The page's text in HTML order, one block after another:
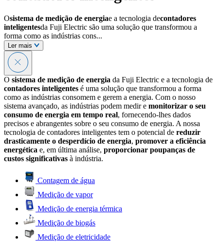
Osistema de medição de energiae a tecnologia decontadores
inteligentesda Fuji Electric são uma solução que transformou a
forma como as indústrias cons...
Ler mais
O sistema de medição de energia da Fuji Electric e a tecnologia de
contadores inteligentes é uma solução que transformou a forma
como as indústrias consomem e gerem a energia. Com o nosso
sistema avançado, as indústrias podem medir e monitorizar o seu
consumo de energia em tempo real, fornecendo-lhes dados
precisos e abrangentes sobre o seu consumo de energia. A nossa
tecnologia de contadores inteligentes tem o potencial de reduzir
drasticamente o desperdício de energia, promover a eficiência
energética e, em última análise, proporcionar poupanças de
custos significativas à indústria.
Contagem de água
Medição de vapor
Medição de energia térmica
Medição de biogás
Medição de eletricidade